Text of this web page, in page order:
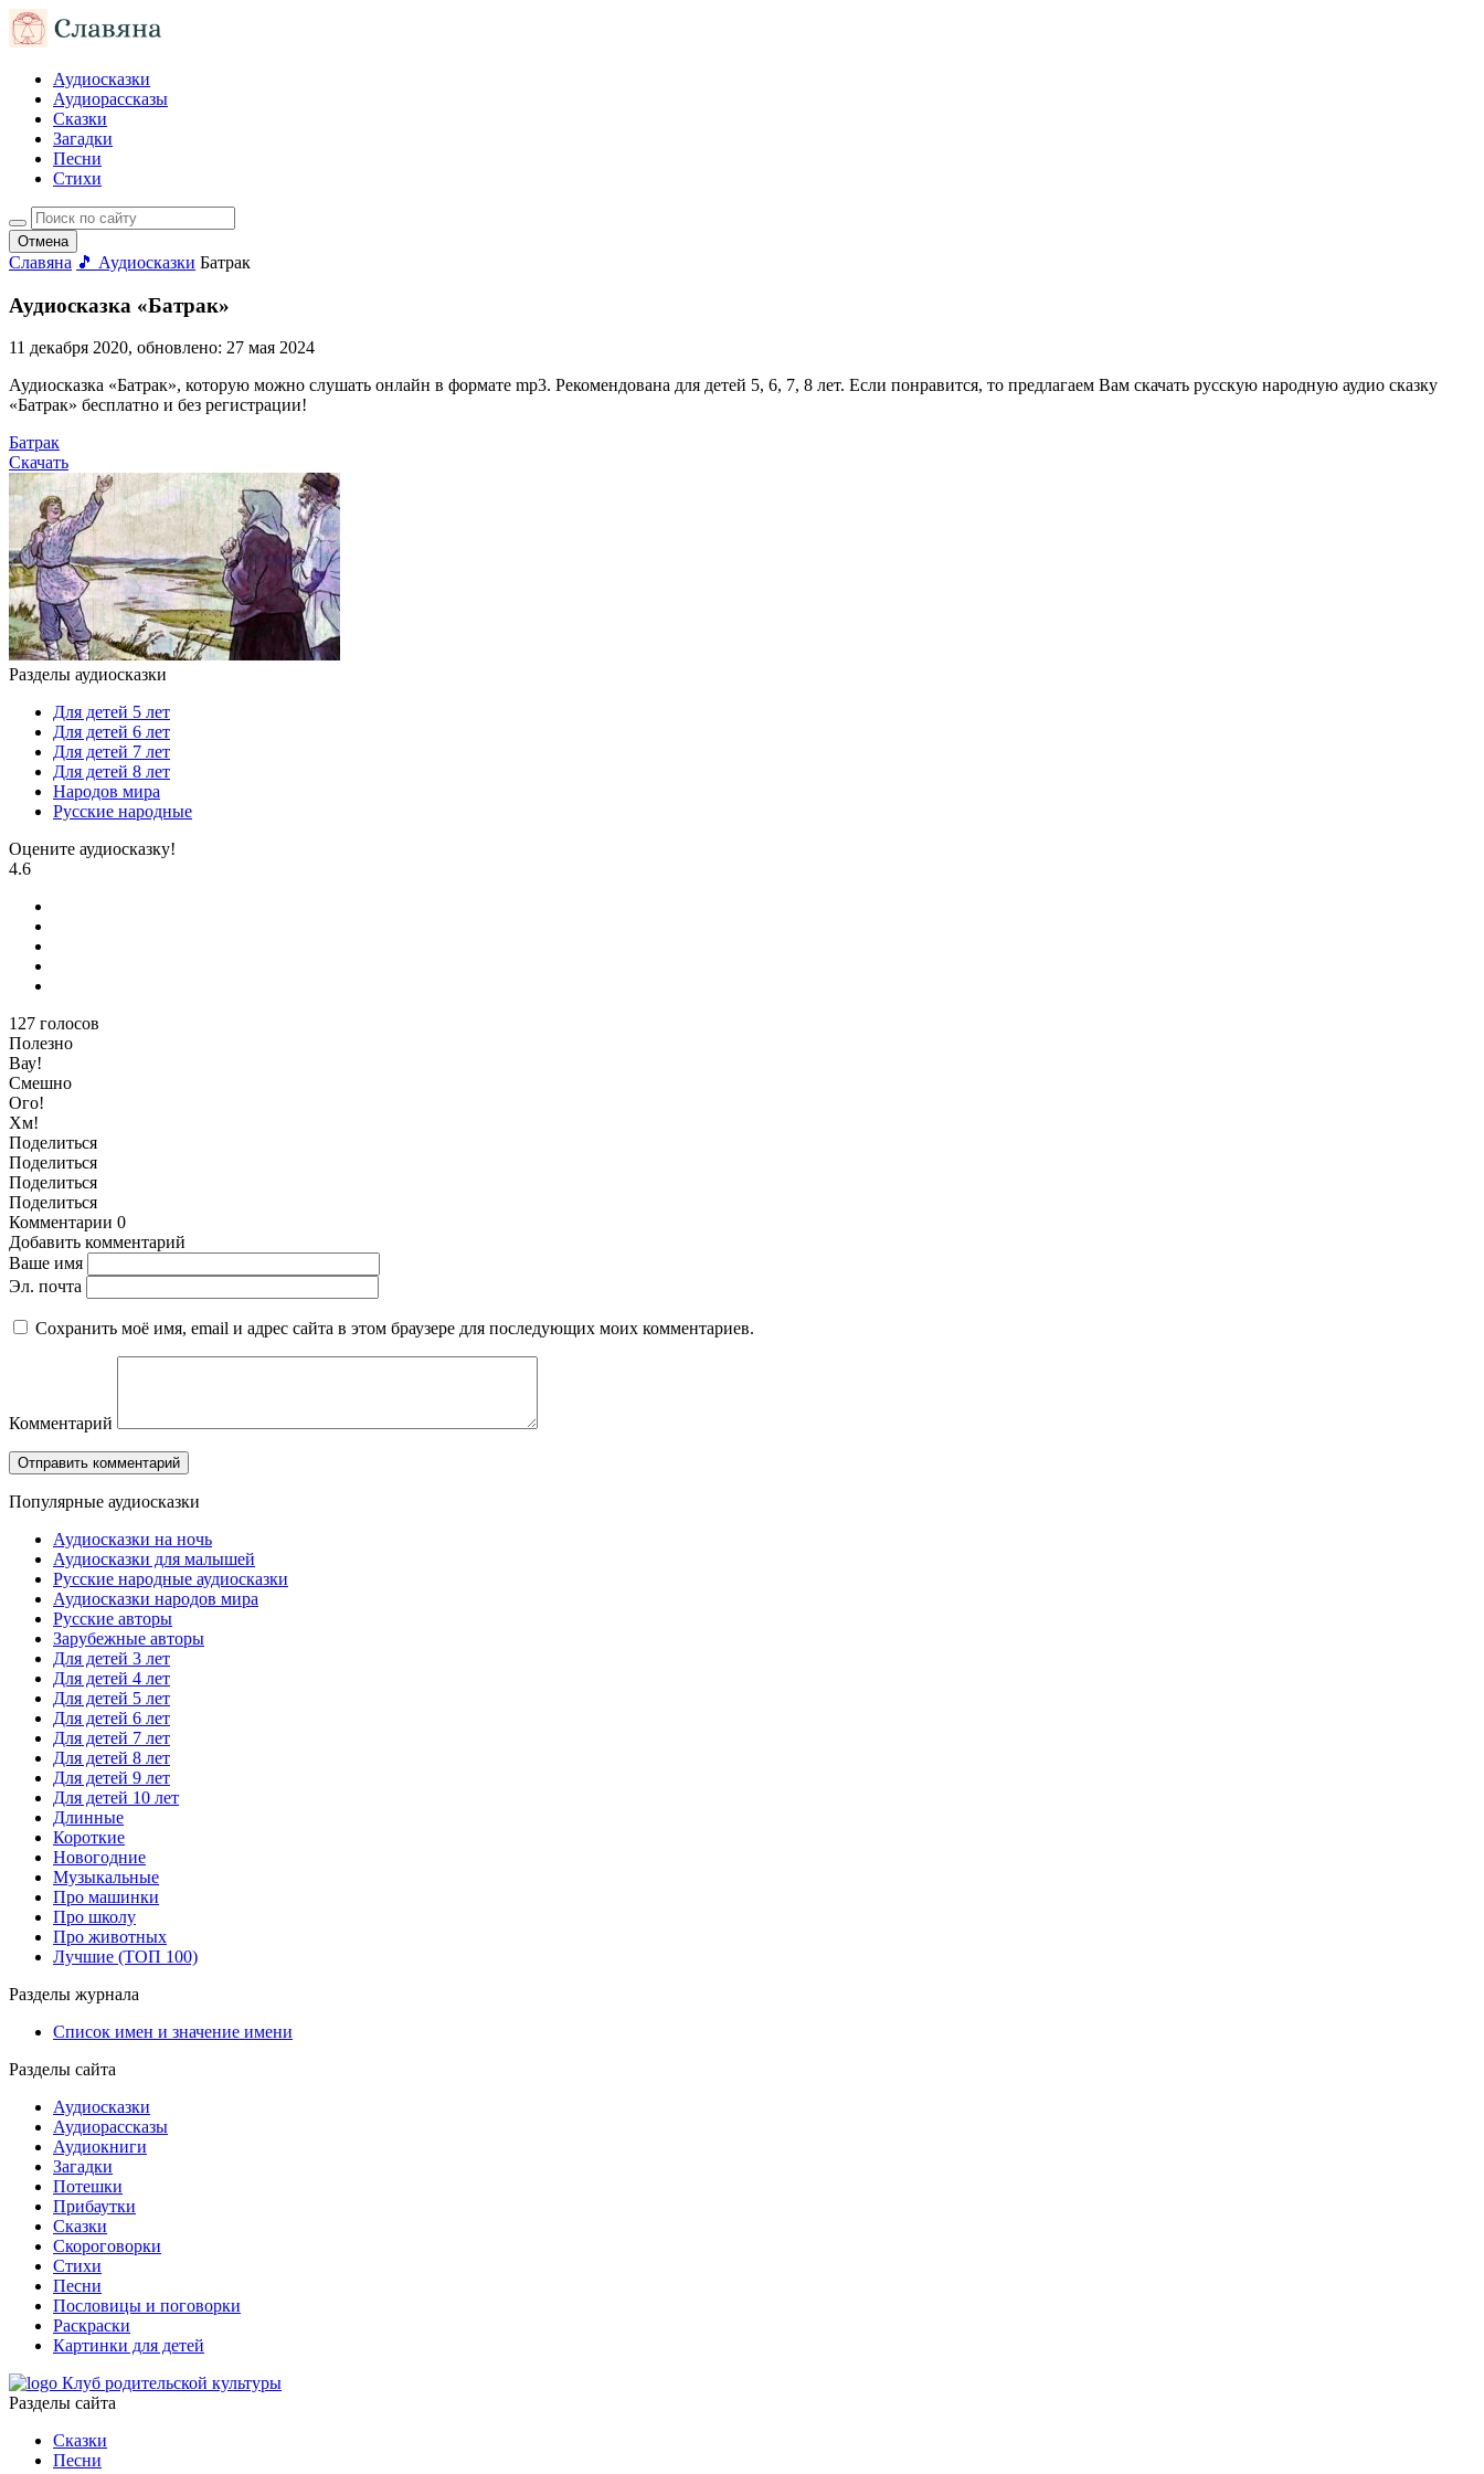
Аудиосказки
Аудиорассказы
Сказки
Загадки
Песни
Стихи
Отмена
Славяна 🎵 Аудиосказки Батрак
Аудиосказка «Батрак»
11 декабря 2020, обновлено: 27 мая 2024
Аудиосказка «Батрак», которую можно слушать онлайн в формате mp3. Рекомендована для детей 5, 6, 7, 8 лет. Если понравится, то предлагаем Вам скачать русскую народную аудио сказку
«Батрак» бесплатно и без регистрации!
Батрак
Скачать
Разделы аудиосказки
Для детей 5 лет
Для детей 6 лет
Для детей 7 лет
Для детей 8 лет
Народов мира
Русские народные
Оцените аудиосказку!
4.6
127 голосов
Полезно
Вау!
Смешно
Ого!
Хм!
Поделиться
Поделиться
Поделиться
Поделиться
Комментарии 0
Добавить комментарий
Ваше имя
Эл. почта
Сохранить моё имя, email и адрес сайта в этом браузере для последующих моих комментариев.
Комментарий
Популярные аудиосказки
Аудиосказки на ночь
Аудиосказки для малышей
Русские народные аудиосказки
Аудиосказки народов мира
Русские авторы
Зарубежные авторы
Для детей 3 лет
Для детей 4 лет
Для детей 5 лет
Для детей 6 лет
Для детей 7 лет
Для детей 8 лет
Для детей 9 лет
Для детей 10 лет
Длинные
Короткие
Новогодние
Музыкальные
Про машинки
Про школу
Про животных
Лучшие (ТОП 100)
Разделы журнала
Список имен и значение имени
Разделы сайта
Аудиосказки
Аудиорассказы
Аудиокниги
Загадки
Потешки
Прибаутки
Сказки
Скороговорки
Стихи
Песни
Пословицы и поговорки
Раскраски
Картинки для детей
Клуб родительской культуры
Разделы сайта
Сказки
Песни